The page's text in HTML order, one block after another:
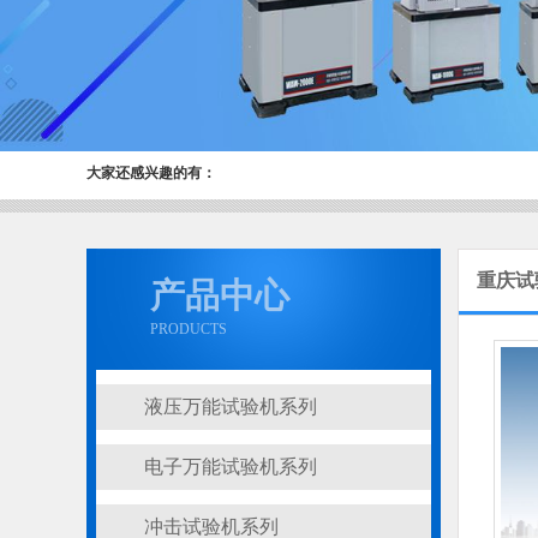
大家还感兴趣的有：
产品中心
PRODUCTS
液压万能试验机系列
电子万能试验机系列
冲击试验机系列
重庆